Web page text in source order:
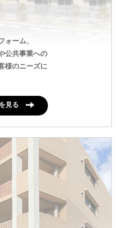
ォーム、
公共事業への
様のニーズに
見る